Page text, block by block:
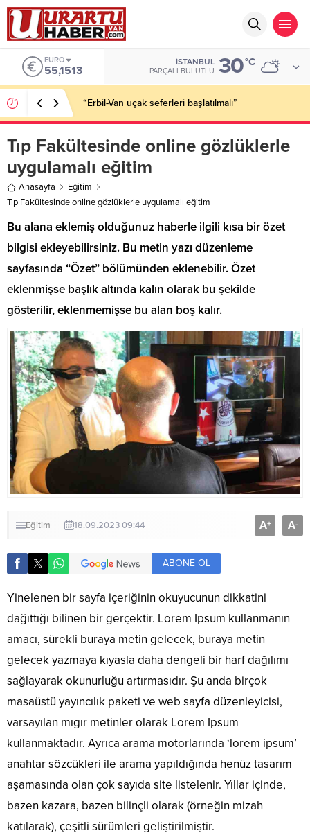
EURO
55,1513
İSTANBUL
PARÇALI BULUTLU 30°C
“Erbil-Van uçak seferleri başlatılmalı”
Tıp Fakültesinde online gözlüklerle
uygulamalı eğitim
Anasayfa
Eğitim
Tıp Fakültesinde online gözlüklerle uygulamalı eğitim
Bu alana eklemiş olduğunuz haberle ilgili kısa bir özet
bilgisi ekleyebilirsiniz. Bu metin yazı düzenleme
sayfasında “Özet” bölümünden eklenebilir. Özet
eklenmişse başlık altında kalın olarak bu şekilde
gösterilir, eklenmemişse bu alan boş kalır.
Eğitim 18.09.2023 09:44 A+ A-
ABONE OL
Yinelenen bir sayfa içeriğinin okuyucunun dikkatini
dağıttığı bilinen bir gerçektir. Lorem Ipsum kullanmanın
amacı, sürekli buraya metin gelecek, buraya metin
gelecek yazmaya kıyasla daha dengeli bir harf dağılımı
sağlayarak okunurluğu artırmasıdır. Şu anda birçok
masaüstü yayıncılık paketi ve web sayfa düzenleyicisi,
varsayılan mıgır metinler olarak Lorem Ipsum
kullanmaktadır. Ayrıca arama motorlarında ‘lorem ipsum’
anahtar sözcükleri ile arama yapıldığında henüz tasarım
aşamasında olan çok sayıda site listelenir. Yıllar içinde,
bazen kazara, bazen bilinçli olarak (örneğin mizah
katılarak), çeşitli sürümleri geliştirilmiştir.